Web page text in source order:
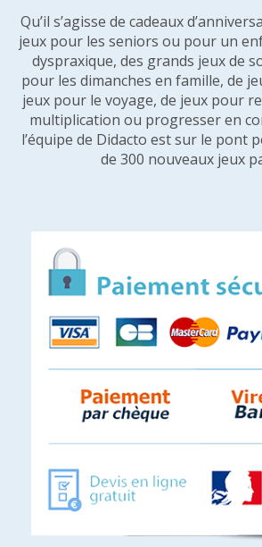
Qu’il s’agisse de cadeaux
jeux pour les seniors ou pour un
dyspraxique, des grands jeux de
pour les dimanches en famille, de
jeux pour le voyage, de jeux pour
multiplication ou progresser en
l’équipe de Didacto est sur le pont
de 300 nouveaux jeux